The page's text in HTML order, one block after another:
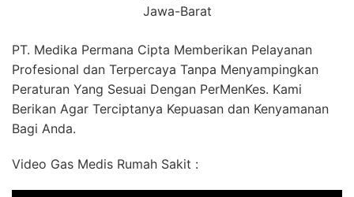
Jawa-Barat
PT. Medika Permana Cipta Memberikan Pelayanan
Profesional dan Terpercaya Tanpa Menyampingkan
Peraturan Yang Sesuai Dengan PerMenKes. Kami
Berikan Agar Terciptanya Kepuasan dan Kenyamanan
Bagi Anda.
Video Gas Medis Rumah Sakit :